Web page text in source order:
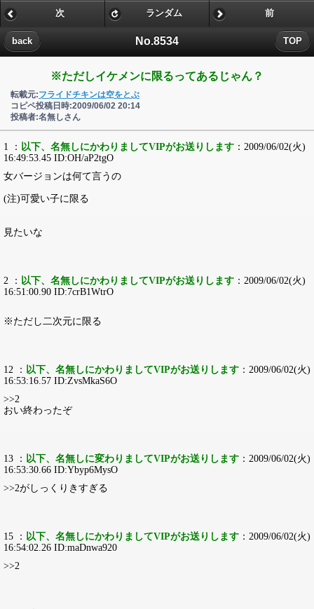
No.8534
back TOP
次 ランダム 前
※ただしイケメンに限るってあるじゃん？
転載元:フライドチキンは空をとぶ
コピペ投稿日時:2009/06/02 20:14
投稿者:名無しさん
1 ： 以下、名無しにかわりましてVIPがお送りします ：2009/06/02(火)
16:49:53.45 ID:OH/aP2tgO
女バージョンは何て言うの
(注)可愛い子に限る
見たいな
2 ： 以下、名無しにかわりましてVIPがお送りします ：2009/06/02(火)
16:51:00.90 ID:7crB1WtrO
※ただし二次元に限る
12 ： 以下、名無しにかわりましてVIPがお送りします ：2009/06/02(火)
16:53:16.57 ID:ZvsMkaS6O
>>2
おい終わったぞ
13 ： 以下、名無しに変わりましてVIPがお送りします ：2009/06/02(火)
16:53:30.66 ID:Ybyp6MysO
>>2がしっくりきすぎる
15 ： 以下、名無しにかわりましてVIPがお送りします ：2009/06/02(火)
16:54:02.26 ID:maDnwa920
>>2